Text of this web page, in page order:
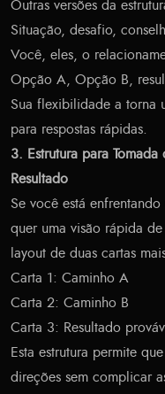
Outras versões da
Situação, desafio,
Você, eles, o
Opção A, Opção B,
Sua flexibilidade a torna
para respostas rápidas.
3. Estrutura para
Resultado
Se você está
quer uma visão rápida
layout de duas cartas
Carta 1: Caminho A
Carta 2: Caminho B
Carta 3: Resultado
Esta estrutura permite
direções sem complicar